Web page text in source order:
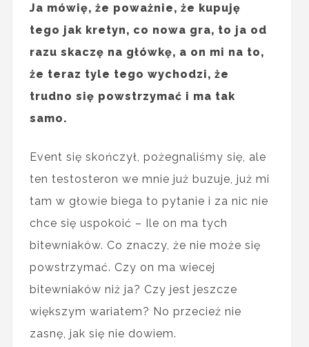
Ja mówię, że poważnie, że kupuję
tego jak kretyn, co nowa gra, to ja od
razu skaczę na główkę, a on mi na to,
że teraz tyle tego wychodzi, że
trudno się powstrzymać i ma tak
samo.
Event się skończył, pożegnaliśmy się, ale
ten testosteron we mnie już buzuje, już mi
tam w głowie biega to pytanie i za nic nie
chce się uspokoić – Ile on ma tych
bitewniaków. Co znaczy, że nie może się
powstrzymać. Czy on ma wiecej
bitewniaków niż ja? Czy jest jeszcze
większym wariatem? No przecież nie
zasnę, jak się nie dowiem.